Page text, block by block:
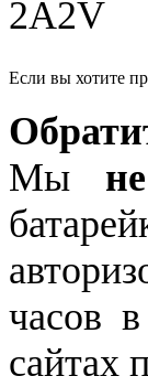
2A2V
Если вы хотите
Мы
часов
сайтах